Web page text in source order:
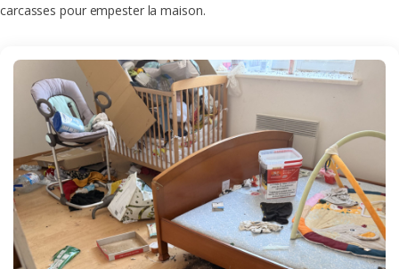
carcasses pour empester la maison.